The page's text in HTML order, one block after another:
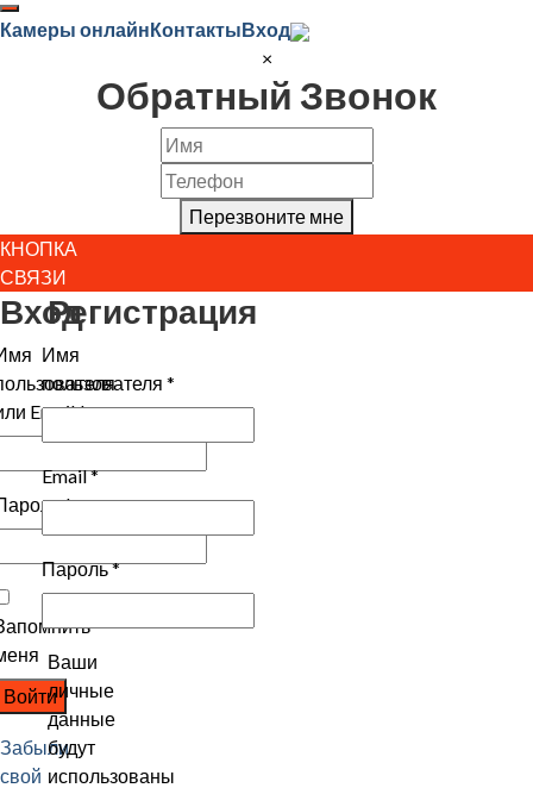
Камеры онлайнКонтактыВход
×
Обратный Звонок
Перезвоните мне
КНОПКА
СВЯЗИ
Вход
Email*
*
Войти
Забыли
свой
Регистрация
Имя
пользователя *
Email*
Пароль*
Ваши
личные
данные
будут
использованы